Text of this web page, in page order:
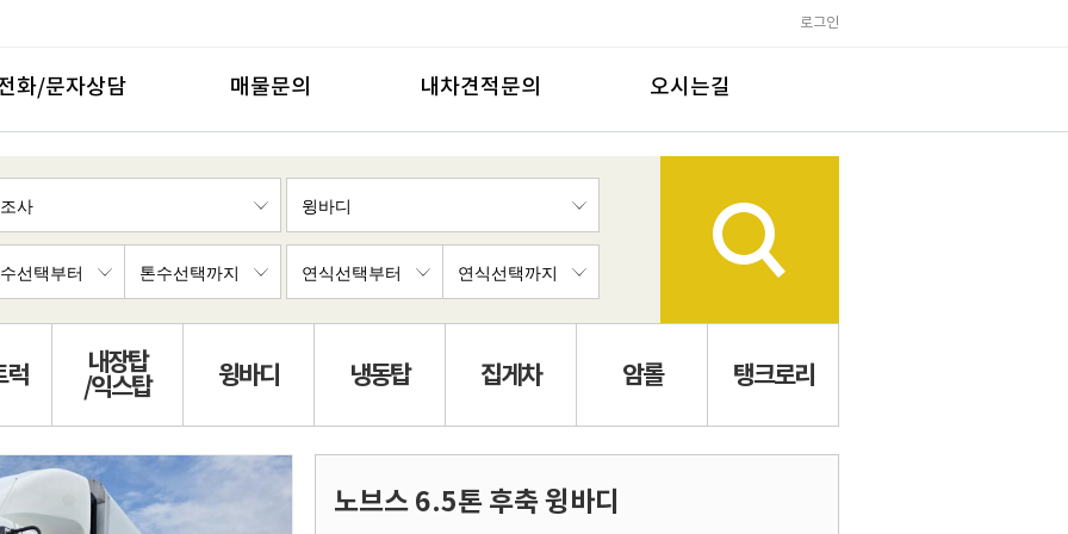
로그인
화/문자상담 매물문의 내차견적문의 오시는길
럭
내장탑
/익스탑
윙바디 냉동탑 집게차 암롤 탱크로리
노브스 6.5톤 후축 윙바디